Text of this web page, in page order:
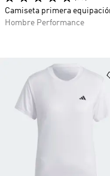
Camiseta primera
Hombre Performance